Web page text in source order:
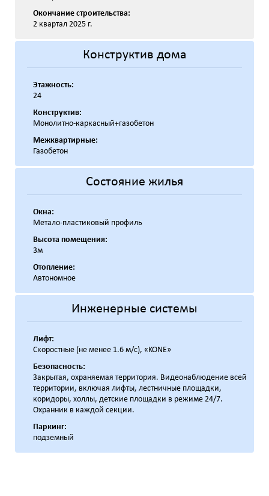
Окончание строительства:
2 квартал 2025 г.
Конструктив дома
Этажность:
24
Конструктив:
Монолитно-каркасный+газобетон
Межквартирные:
Газобетон
Состояние жилья
Окна:
Метало-пластиковый профиль
Высота помещения:
3м
Отопление:
Автономное
Инженерные системы
Лифт:
Скоростные (не менее 1.6 м/с), «KONE»
Безопасность:
Закрытая, охраняемая территория. Видеонаблюдение всей
территории, включая лифты, лестничные площадки,
коридоры, холлы, детские площадки в режиме 24/7.
Охранник в каждой секции.
Паркинг:
подземный